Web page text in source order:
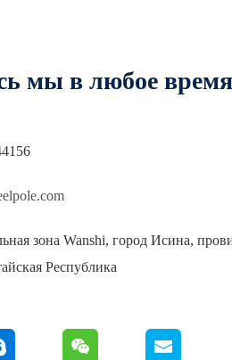
мы в любое время
зона Wanshi, город Исина,
Республика